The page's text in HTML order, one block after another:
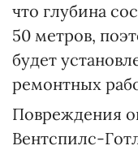
что глубина
50 метров,
будет
ремонтных
Повреждения
Вентспилс-